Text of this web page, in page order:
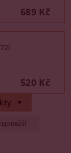
689 Kč
520 Kč